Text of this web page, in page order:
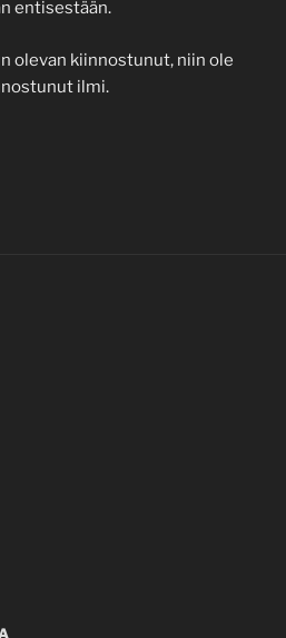
entisestään.
olevan kiinnostunut, niin ole
ilmi.